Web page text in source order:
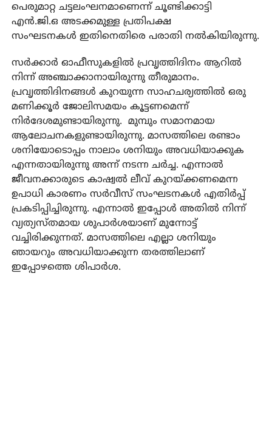
പെരുമാറ്റ ചട്ടലംഘനമാണെന്ന് ചൂണ്ടിക്കാട്ടി
എന്‍.ജി.ഒ അടക്കമുള്ള പ്രതിപക്ഷ
സംഘടനകള്‍ ഇതിനെതിരെ പരാതി നല്‍കിയിരുന്നു.
സര്‍ക്കാര്‍ ഓഫീസുകളില്‍ പ്രവൃത്തിദിനം ആറില്‍
നിന്ന് അഞ്ചാക്കാനായിരുന്നു തീരുമാനം.
പ്രവൃത്തിദിനങ്ങള്‍ കുറയുന്ന സാഹചര്യത്തില്‍ ഒരു
മണിക്കൂര്‍ ജോലിസമയം കൂട്ടണമെന്ന്
നിര്‍ദേശമുണ്ടായിരുന്നു. മുമ്പും സമാനമായ
ആലോചനകളുണ്ടായിരുന്നു. മാസത്തിലെ രണ്ടാം
ശനിയോടൊപ്പം നാലാം ശനിയും അവധിയാക്കുക
എന്നതായിരുന്നു അന്ന് നടന്ന ചര്‍ച്ച. എന്നാല്‍
ജീവനക്കാരുടെ കാഷ്വല്‍ ലീവ് കുറയ്ക്കണമെന്ന
ഉപാധി കാരണം സര്‍വീസ് സംഘടനകള്‍ എതിർപ്പ്
പ്രകടിപ്പിച്ചിരുന്നു. എന്നാല്‍ ഇപ്പോള്‍ അതില്‍ നിന്ന്
വ്യത്യസ്തമായ ശുപാര്‍ശയാണ് മുന്നോട്ട്
വച്ചിരിക്കുന്നത്. മാസത്തിലെ എല്ലാ ശനിയും
ഞായറും അവധിയാക്കുന്ന തരത്തിലാണ്
ഇപ്പോഴത്തെ ശിപാര്‍ശ.